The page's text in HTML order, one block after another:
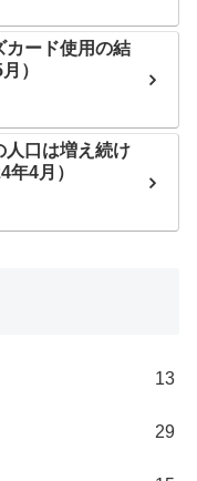
カード使用の結
）
人口は増え続け
年4月）
13
29